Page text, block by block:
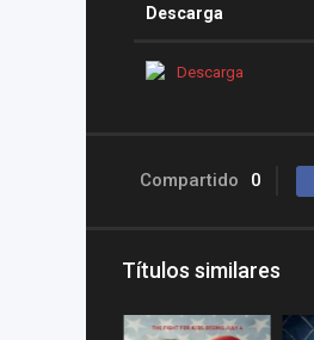
Descarga
Descarga
Compartido 0
Títulos similares